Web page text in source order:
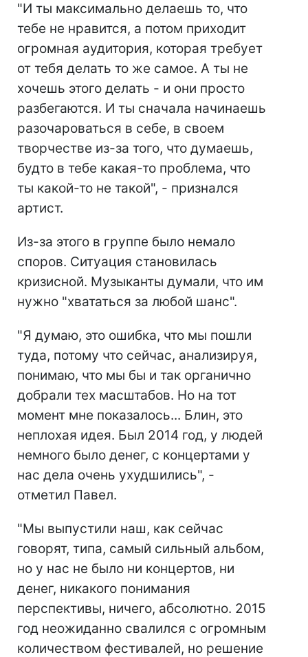
"И ты максимально делаешь то, что
тебе не нравится, а потом приходит
огромная аудитория, которая требует
от тебя делать то же самое. А ты не
хочешь этого делать - и они просто
разбегаются. И ты сначала начинаешь
разочароваться в себе, в своем
творчестве из-за того, что думаешь,
будто в тебе какая-то проблема, что
ты какой-то не такой", - признался
артист.
Из-за этого в группе было немало
споров. Ситуация становилась
кризисной. Музыканты думали, что им
нужно "хвататься за любой шанс".
"Я думаю, это ошибка, что мы пошли
туда, потому что сейчас, анализируя,
понимаю, что мы бы и так органично
добрали тех масштабов. Но на тот
момент мне показалось... Блин, это
неплохая идея. Был 2014 год, у людей
немного было денег, с концертами у
нас дела очень ухудшились", -
отметил Павел.
"Мы выпустили наш, как сейчас
говорят, типа, самый сильный альбом,
но у нас не было ни концертов, ни
денег, никакого понимания
перспективы, ничего, абсолютно. 2015
год неожиданно свалился с огромным
количеством фестивалей, но решение